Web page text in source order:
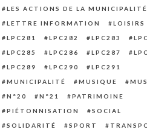
LES ACTIONS DE LA MUNICIPALITÉ
LETTRE INFORMATION
LOISIRS
LPC281
LPC282 LPC283
LPC285
LPC286 LPC287
LPC289
LPC290
LPC291
MUNICIPALITÉ
MUSIQUE
N°20
N°21
PATRIMOINE
PIÉTONNISATION
SOCIAL
SOLIDARITÉ
SPORT